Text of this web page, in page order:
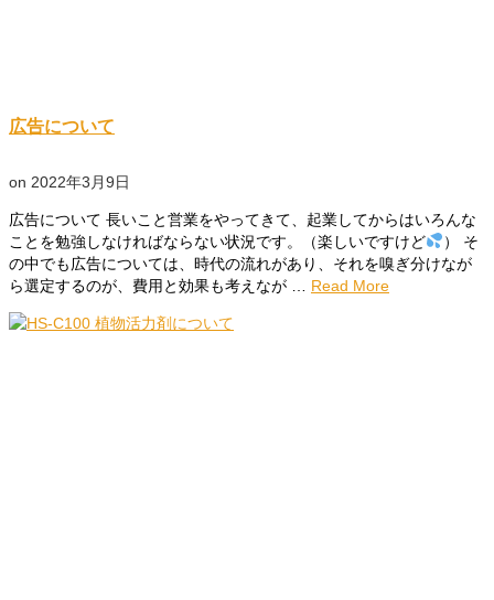
広告について
on 2022年3月9日
広告について 長いこと営業をやってきて、起業してからはいろんな
ことを勉強しなければならない状況です。（楽しいですけど
） そ
の中でも広告については、時代の流れがあり、それを嗅ぎ分けなが
ら選定するのが、費用と効果も考えなが … Read More